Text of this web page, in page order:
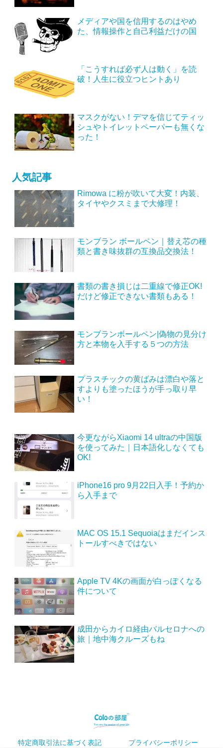
メディアや国を信用するのはやめ
た、情報操作と自己利益だけの国
「こうすれば必ず人は動く」を読
破！人生に役立つヒントあり
マスクがない！デマを信じてティッ
シュやトイレットペーパーも無くな
った！
人気記事
Rimowa に粉が吹いて大変！内装、
タイヤやクスミまで大修理！
モンブラン ボールペン｜替え芯の種
類と書き味抜群の互換品交換法！
書類の書き損じは二重線で修正OK!
だけど修正できない書類もある！
モンブランボールペン|偽物の見分け
方と本物を入手する５つの方法
プラスチックの黄ばみは漂白や落と
すよりも塗ったほうが手っ取り早
い！
今更ながらXiaomi 14 ultraの中国版
を使ってみた｜日本語化しなくても
OK!
iPhone16 pro 9月22日入手！予約か
ら入手まで
MAC OS 15.1 Sequoiaはまだインス
トールすべきではない
Apple TV 4Kの画面が白っぽくなる
件について
成田からカイロ経由バルセロナへの
旅｜地中海クルーズもね
特定商取引法に基づく表記 プライバシーポリシー